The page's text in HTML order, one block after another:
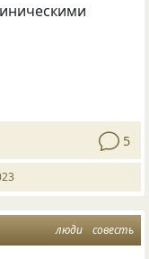
5
люди совесть